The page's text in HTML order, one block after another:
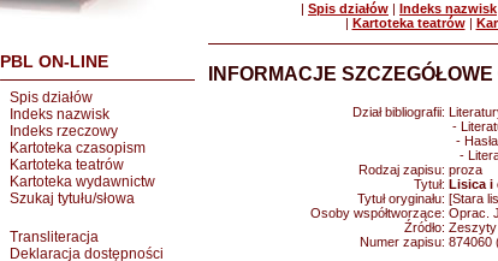
PBL ON-LINE
Spis działów
Indeks nazwisk
Indeks rzeczowy
Kartoteka czasopism
Kartoteka teatrów
Kartoteka wydawnictw
Szukaj tytułu/słowa
Transliteracja
Deklaracja dostępności
| Spis działów | Indeks nazwisk
| Kartoteka teatrów|
INFORMACJE
Dział bibliografii:
-
-
-
Rodzaj zapisu: proza
Tytuł: Lisica i
Tytuł oryginału: [Stara
Osoby współtworzące: Oprac.
Źródło: Zeszyty
Numer zapisu: 874060